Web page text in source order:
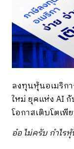
ลงทุนหุ้นอเมริ
ใหม่ ยุคแห่ง AI
โอกาสเติบโตเพี
อ๋อ ไม่ครับ กำไร